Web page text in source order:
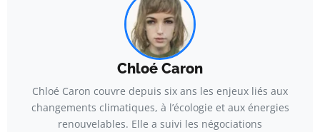
Chloé Caron
Chloé Caron couvre depuis six ans les enjeux liés aux
changements climatiques, à l’écologie et aux énergies
renouvelables. Elle a suivi les négociations